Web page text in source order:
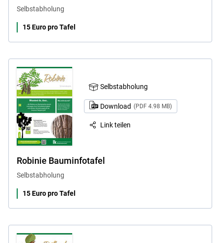
Selbstabholung
15 Euro pro Tafel
Selbstabholung
Download (PDF 4.98 MB)
Link teilen
Robinie Bauminfotafel
Selbstabholung
15 Euro pro Tafel